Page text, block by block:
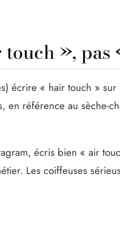
»,
écrire « hair touch » sur
en référence au sèche-
écris bien « air
Les coiffeuses